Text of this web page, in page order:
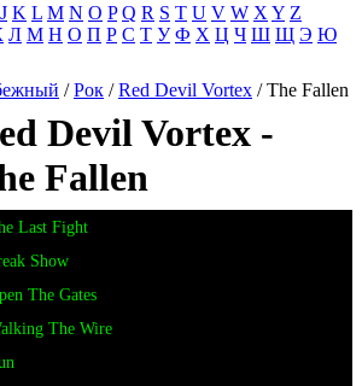
J K L M N O P Q R S T U V W X Y Z
Л М Н О П Р С Т У Ф Х Ц Ч Ш Щ Э Ю
/Рок /Red Devil Vortex / The Fallen
Devil Vortex -
Fallen
Last Fight
Show
The Gates
The Wire